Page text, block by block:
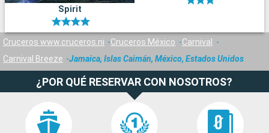
Spirit
Cruceros www.cruceros.ni Cruceros México
Carnival
Carnival Breeze
Jamaica, Islas Caimán, México, Estados Unidos
¿POR QUÉ RESERVAR CON NOSOTROS?